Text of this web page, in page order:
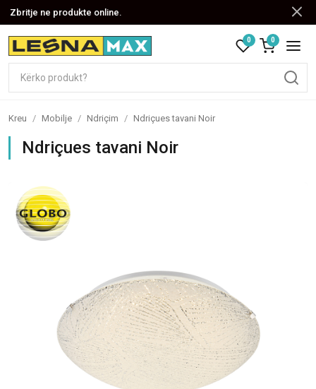
Zbritje ne produkte online.
0 0
Kreu / Mobilje / Ndriçim / Ndriçues tavani Noir
Ndriçues tavani Noir